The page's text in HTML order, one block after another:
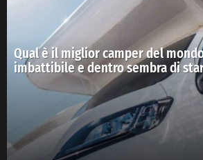
Qual è il miglior camper del
imbattibile e dentro sembra di